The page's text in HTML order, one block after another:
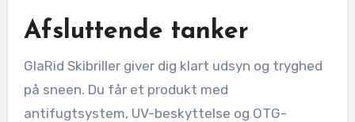
Afsluttende tanker
GlaRid Skibriller giver dig klart udsyn og tryghed
på sneen. Du får et produkt med
antifugtsystem, UV-beskyttelse og OTG-